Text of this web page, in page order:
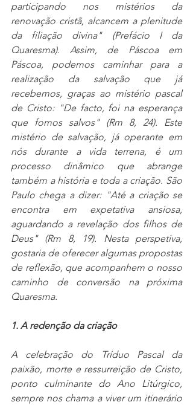
participando nos mistérios da
renovação cristã, alcancem a plenitude
da filiação divina" (Prefácio I da
Quaresma). Assim, de Páscoa em
Páscoa, podemos caminhar para a
realização da salvação que já
recebemos, graças ao mistério pascal
de Cristo: "De facto, foi na esperança
que fomos salvos" (Rm 8, 24). Este
mistério de salvação, já operante em
nós durante a vida terrena, é um
processo dinâmico que abrange
também a história e toda a criação. São
Paulo chega a dizer: "Até a criação se
encontra em expetativa ansiosa,
aguardando a revelação dos filhos de
Deus" (Rm 8, 19). Nesta perspetiva,
gostaria de oferecer algumas propostas
de reflexão, que acompanhem o nosso
caminho de conversão na próxima
Quaresma.
1. A redenção da criação
A celebração do Tríduo Pascal da
paixão, morte e ressurreição de Cristo,
ponto culminante do Ano Litúrgico,
sempre nos chama a viver um itinerário